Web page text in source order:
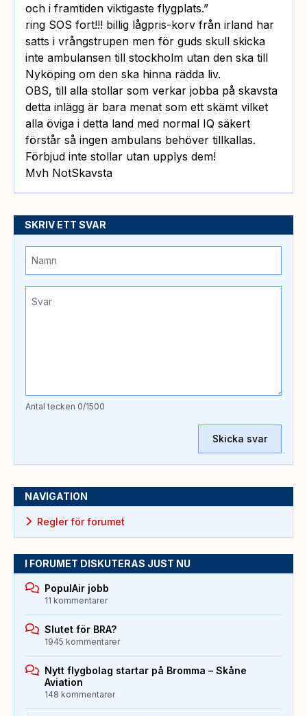
och i framtiden viktigaste flygplats.”
ring SOS fort!!! billig lågpris-korv från irland har
satts i vrångstrupen men för guds skull skicka
inte ambulansen till stockholm utan den ska till
Nyköping om den ska hinna rädda liv.
OBS, till alla stollar som verkar jobba på skavsta
detta inlägg är bara menat som ett skämt vilket
alla öviga i detta land med normal IQ säkert
förstår så ingen ambulans behöver tillkallas.
Förbjud inte stollar utan upplys dem!
Mvh NotSkavsta
SKRIV ETT SVAR
Antal tecken 0/1500
Skicka svar
NAVIGATION
Regler för forumet
I FORUMET DISKUTERAS JUST NU
PopulAir jobb
11 kommentarer
Slutet för BRA?
1945 kommentarer
Nytt flygbolag startar på Bromma – Skåne
Aviation
148 kommentarer